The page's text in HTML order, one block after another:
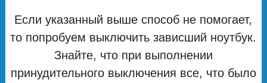
Если указанный выше способ не помогает,
то попробуем выключить зависший ноутбук.
Знайте, что при выполнении
принудительного выключения все, что было